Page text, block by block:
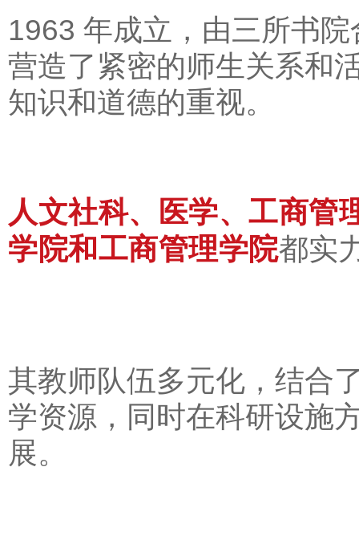
1963 年成立，由三所书
营造了紧密的师生关系和
知识和道德的重视。
人文社科、医学、工商管
学院和工商管理学院都实
其教师队伍多元化，结合
学资源，同时在科研设施
展。